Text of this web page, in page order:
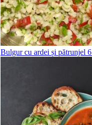
Bulgur cu ardei și pătrunjel 6